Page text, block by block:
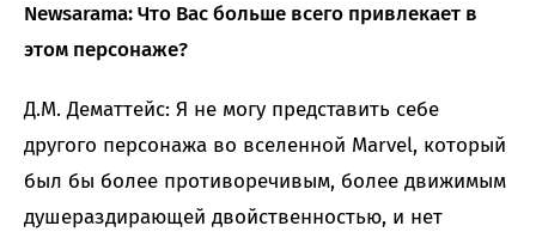
Newsarama: Что Вас больше всего привлекает в
этом персонаже?
Д.М. Дематтейс: Я не могу представить себе
другого персонажа во вселенной Marvel, который
был бы более противоречивым, более движимым
душераздирающей двойственностью, и нет